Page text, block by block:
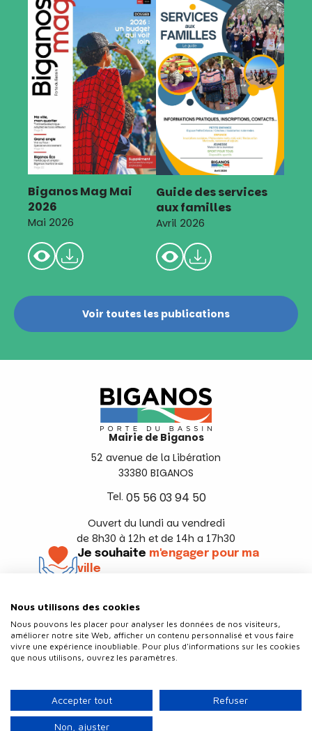
Biganos Mag Mai
2026
Mai 2026
Guide des services
aux familles
Avril 2026
Voir toutes les publications
Mairie de Biganos
52 avenue de la Libération
33380 BIGANOS
Tel. 05 56 03 94 50
Ouvert du lundi au vendredi
de 8h30 à 12h et de 14h a 17h30
Je souhaite m'engager pour ma
ville
Suivez-nous
Politique de confidentialité
Plan du site
Nous utilisons des cookies
Nous pouvons les placer pour analyser les données de nos visiteurs,
améliorer notre site Web, afficher un contenu personnalisé et vous faire
vivre une expérience inoubliable. Pour plus d'informations sur les cookies
que nous utilisons, ouvrez les paramètres.
Accepter tout Refuser
Non, ajuster